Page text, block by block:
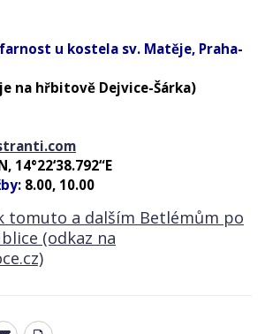
u kostela sv. Matěje, Praha-
na hřbitově Dejvice-Šárka)
14°22‘38.792“E
8.00, 10.00
tomuto a dalším Betlémům po
(odkaz na